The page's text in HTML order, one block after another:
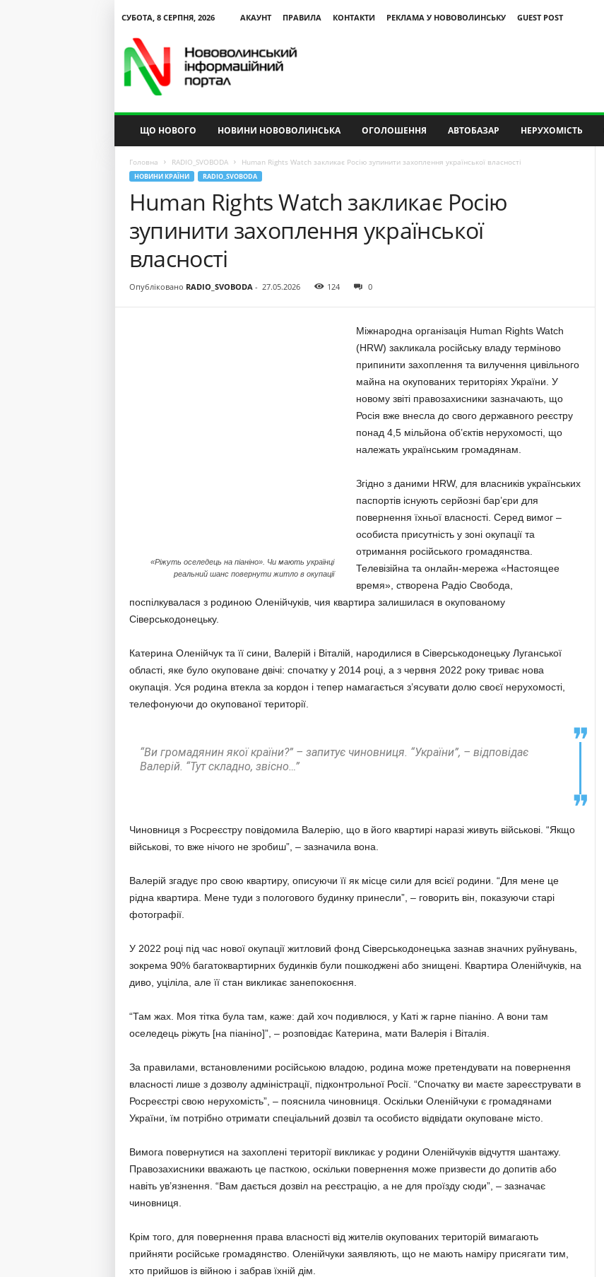
СУБОТА, 8 СЕРПНЯ, 2026 АКАУНТ ПРАВИЛА КОНТАКТИ РЕКЛАМА У НОВОВОЛИНСЬКУ
GUEST POST
ЩО НОВОГО НОВИНИ НОВОВОЛИНСЬКА ОГОЛОШЕННЯ АВТОБАЗАР НЕРУХОМІСТЬ
Головна RADIO_SVOBODA Human Rights Watch закликає Росію зупинити захоплення української власності
НОВИНИ КРАЇНИ RADIO_SVOBODA
Human Rights Watch закликає Росію
зупинити захоплення української
власності
Опубліковано RADIO_SVOBODA- 27.05.2026 124 0
«Ріжуть оселедець на піаніно». Чи мають українці
реальний шанс повернути житло в окупації
Міжнародна організація Human Rights Watch
(HRW) закликала російську владу терміново
припинити захоплення та вилучення цивільного
майна на окупованих територіях України. У
новому звіті правозахисники зазначають, що
Росія вже внесла до свого державного реєстру
понад 4,5 мільйона об’єктів нерухомості, що
належать українським громадянам.
Згідно з даними HRW, для власників українських
паспортів існують серйозні бар’єри для
повернення їхньої власності. Серед вимог –
особиста присутність у зоні окупації та
отримання російського громадянства.
Телевізійна та онлайн-мережа «Настоящее
время», створена Радіо Свобода,
поспілкувалася з родиною Оленійчуків, чия квартира залишилася в окупованому
Сіверськодонецьку.
Катерина Оленійчук та її сини, Валерій і Віталій, народилися в Сіверськодонецьку Луганської
області, яке було окуповане двічі: спочатку у 2014 році, а з червня 2022 року триває нова
окупація. Уся родина втекла за кордон і тепер намагається з’ясувати долю своєї нерухомості,
телефонуючи до окупованої території.
“Ви громадянин якої країни?” – запитує чиновниця. “України”, – відповідає
Валерій. “Тут складно, звісно…”
Чиновниця з Росреєстру повідомила Валерію, що в його квартирі наразі живуть військові. “Якщо
військові, то вже нічого не зробиш”, – зазначила вона.
Валерій згадує про свою квартиру, описуючи її як місце сили для всієї родини. “Для мене це
рідна квартира. Мене туди з пологового будинку принесли”, – говорить він, показуючи старі
фотографії.
У 2022 році під час нової окупації житловий фонд Сіверськодонецька зазнав значних руйнувань,
зокрема 90% багатоквартирних будинків були пошкоджені або знищені. Квартира Оленійчуків, на
диво, уціліла, але її стан викликає занепокоєння.
“Там жах. Моя тітка була там, каже: дай хоч подивлюся, у Каті ж гарне піаніно. А вони там
оселедець ріжуть [на піаніно]”, – розповідає Катерина, мати Валерія і Віталія.
За правилами, встановленими російською владою, родина може претендувати на повернення
власності лише з дозволу адміністрації, підконтрольної Росії. “Спочатку ви маєте зареєструвати в
Росреєстрі свою нерухомість”, – пояснила чиновниця. Оскільки Оленійчуки є громадянами
України, їм потрібно отримати спеціальний дозвіл та особисто відвідати окуповане місто.
Вимога повернутися на захоплені території викликає у родини Оленійчуків відчуття шантажу.
Правозахисники вважають це пасткою, оскільки повернення може призвести до допитів або
навіть ув’язнення. “Вам дається дозвіл на реєстрацію, а не для проїзду сюди”, – зазначає
чиновниця.
Крім того, для повернення права власності від жителів окупованих територій вимагають
прийняти російське громадянство. Оленійчуки заявляють, що не мають наміру присягати тим,
хто прийшов із війною і забрав їхній дім.